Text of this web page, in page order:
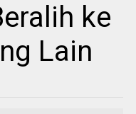
ke
Lain